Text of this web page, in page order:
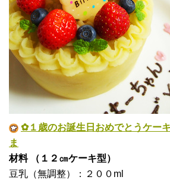
✿１歳のお誕生日おめでとうケー
ま
材料 （１２㎝ケーキ型）
豆乳（無調整）：２００ml